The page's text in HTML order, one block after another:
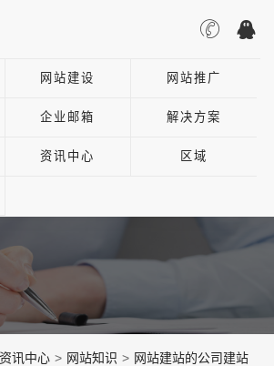
网站建设 网站推广
企业邮箱 解决方案
资讯中心 区域
资讯中心 > 网站知识 > 网站建站的公司建站